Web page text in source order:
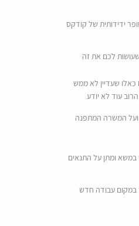
ידידותית של קודקס
לכם את זה
שעדיין לא ממש
עוד לא יודע
המשרה המתפנה
במשא ומתן על התנאים
במקום עבודה חדש